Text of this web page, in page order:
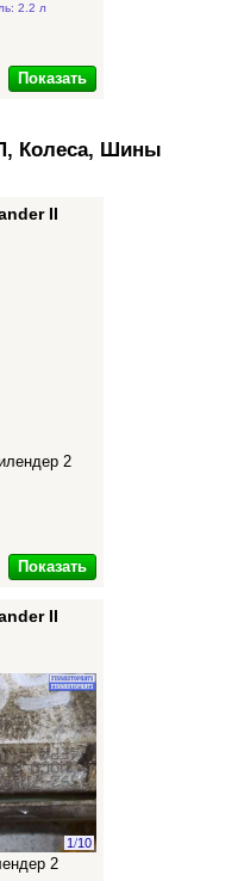
2.2 л
Показать
Колеса, Шины
II
2
Показать
II
1/10
2